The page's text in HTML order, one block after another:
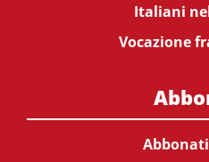
Italiani
Vocazione